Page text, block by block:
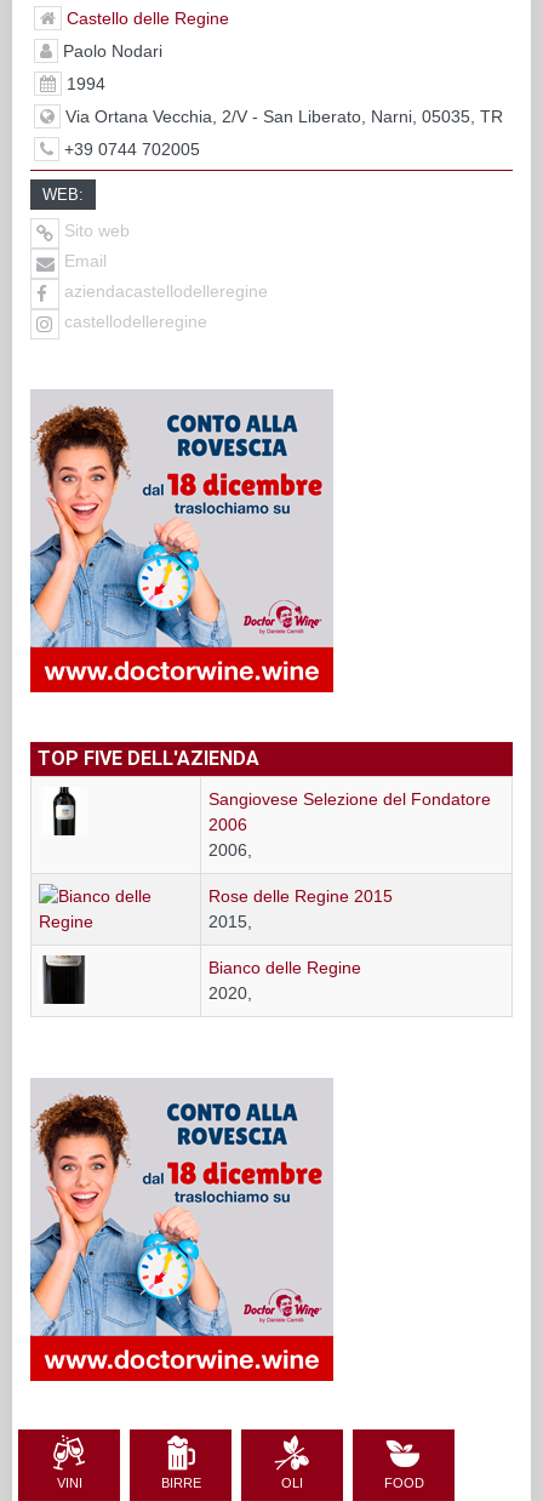
Castello delle Regine
Paolo Nodari
1994
Via Ortana Vecchia, 2/V - San Liberato, Narni, 05035, TR
+39 0744 702005
WEB:
Sito web
Email
aziendacastellodelleregine
castellodelleregine
TOP FIVE DELL'AZIENDA
Sangiovese Selezione del Fondatore
2006
2006,
Rose delle Regine 2015
2015,
Bianco delle Regine
2020,
VINI BIRRE OLI FOOD